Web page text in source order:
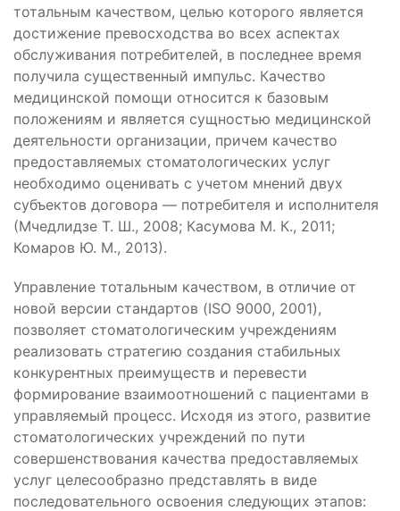
тотальным качеством, целью которого является
достижение превосходства во всех аспектах
обслуживания потребителей, в последнее время
получила существенный импульс. Качество
медицинской помощи относится к базовым
положениям и является сущностью медицинской
деятельности организации, причем качество
предоставляемых стоматологических услуг
необходимо оценивать с учетом мнений двух
субъектов договора — потребителя и исполнителя
(Мчедлидзе Т. Ш., 2008; Касумова М. К., 2011;
Комаров Ю. М., 2013).
Управление тотальным качеством, в отличие от
новой версии стандартов (ISO 9000, 2001),
позволяет стоматологическим учреждениям
реализовать стратегию создания стабильных
конкурентных преимуществ и перевести
формирование взаимоотношений с пациентами в
управляемый процесс. Исходя из этого, развитие
стоматологических учреждений по пути
совершенствования качества предоставляемых
услуг целесообразно представлять в виде
последовательного освоения следующих этапов: